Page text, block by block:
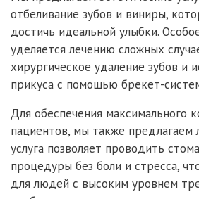
отбеливание зубов и виниры,
достичь идеальной улыбки.
уделяется лечению сложных
хирургическое удаление зубов и
прикуса с помощью брекет-
Для обеспечения максимального
пациентов, мы также предлагаем
услуга позволяет проводить
процедуры без боли и стресса,
для людей с высоким уровнем